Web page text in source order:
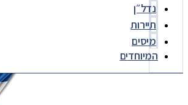
נדל״ן
תיירות
מיסים
המיוחדים